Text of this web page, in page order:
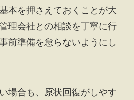
本を押さえておくことが大
理会社との相談を丁寧に行
前準備を怠らないようにし
場合も、原状回復がしやす